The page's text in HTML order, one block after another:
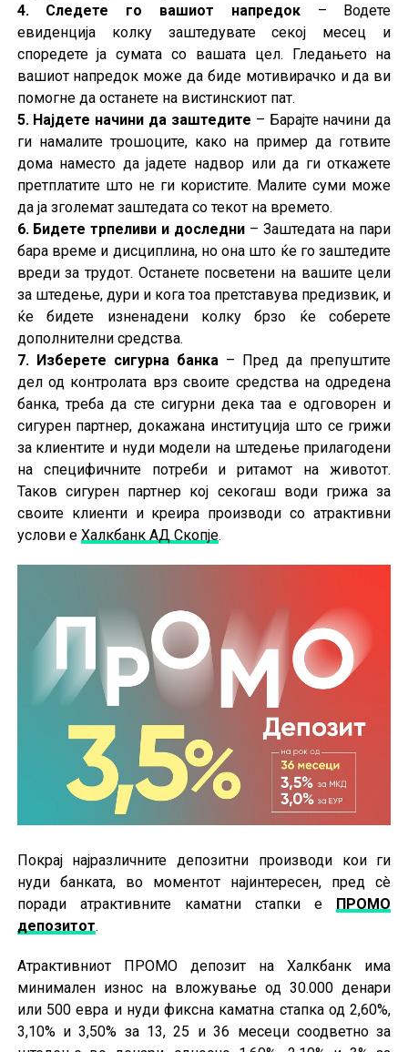
4. Следете го вашиот напредок– Водете
евиденција колку заштедувате секој месец и
споредете ја сумата со вашата цел. Гледањето на
вашиот напредок може да биде мотивирачко и да ви
помогне да останете на вистинскиот пат.
5. Најдете начини да заштедите – Барајте начини да
ги намалите трошоците, како на пример да готвите
дома наместо да јадете надвор или да ги откажете
претплатите што не ги користите. Малите суми може
да ја зголемат заштедата со текот на времето.
6. Бидете трпеливи и доследни– Заштедата на пари
бара време и дисциплина, но она што ќе го заштедите
вреди за трудот. Останете посветени на вашите цели
за штедење, дури и кога тоа претставува предизвик, и
ќе бидете изненадени колку брзо ќе соберете
дополнителни средства.
7. Изберете сигурна банка – Пред да препуштите
дел од контролата врз своите средства на одредена
банка, треба да сте сигурни дека таа е одговорен и
сигурен партнер, докажана институција што се грижи
за клиентите и нуди модели на штедење прилагодени
на специфичните потреби и ритамот на животот.
Таков сигурен партнер кој секогаш води грижa за
своите клиенти и креира производи со атрактивни
услови е Халкбанк АД Скопје.
Покрај најразличните депозитни производи кои ги
нуди банката, во моментот најинтересен, пред сè
поради атрактивните каматни стапки е ПРОМО
депозитот.
Атрактивниот ПРОМО депозит на Халкбанк има
минимален износ на вложување од 30.000 денари
или 500 евра и нуди фиксна каматна стапка од 2,60%,
3,10% и 3,50% за 13, 25 и 36 месеци соодветно за